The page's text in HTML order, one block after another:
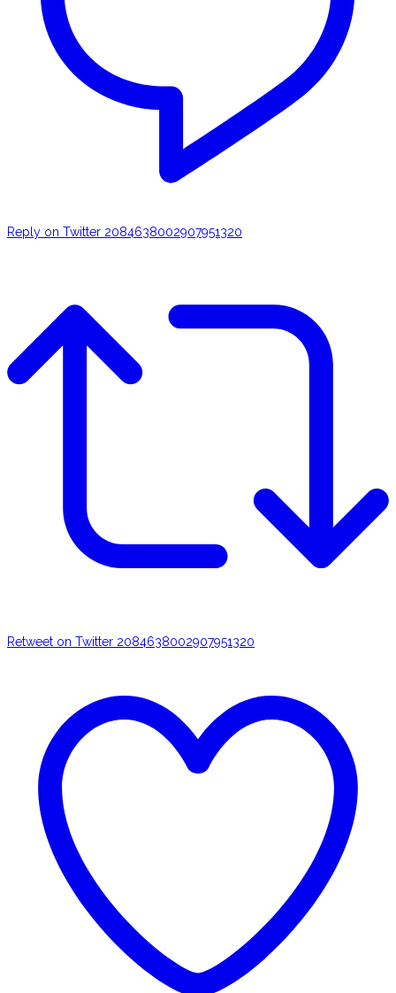
Reply on Twitter 2084638002907951320
Retweet on Twitter 2084638002907951320